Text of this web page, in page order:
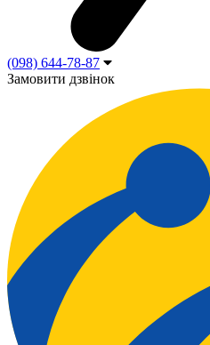
(098) 644-78-87
Замовити дзвінок